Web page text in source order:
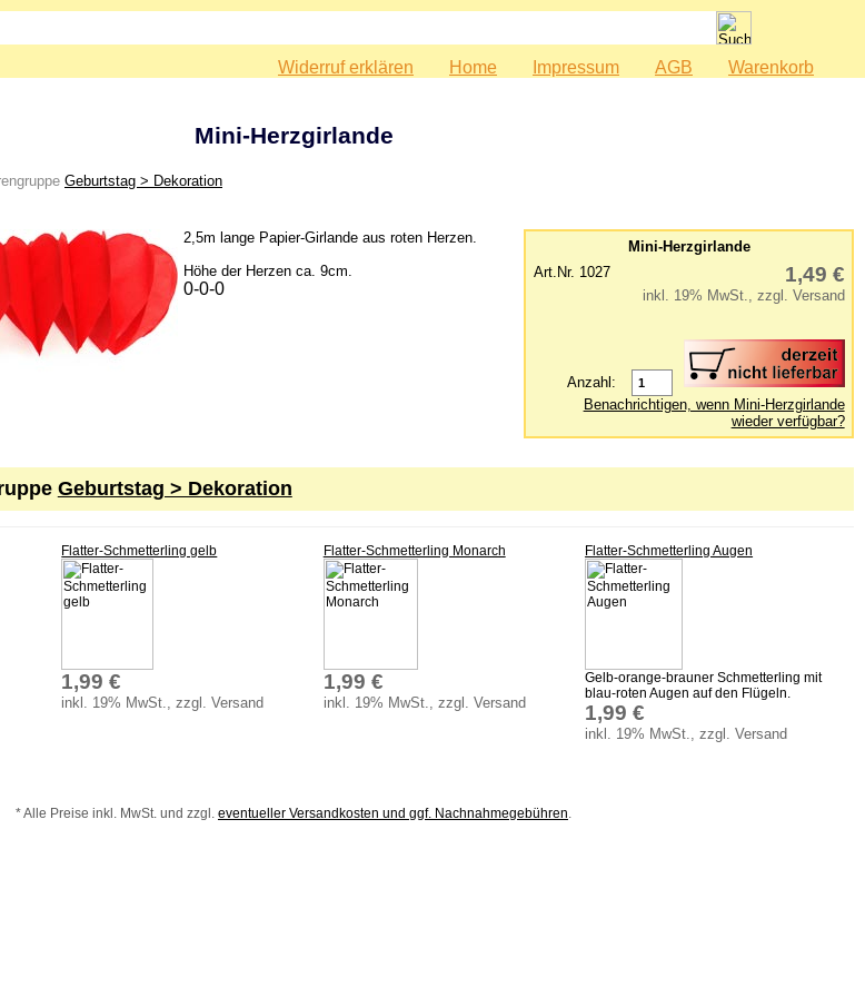
Widerruf erklären Home Impressum AGB Warenkorb
Mini-Herzgirlande
Geburtstag > Dekoration
Mini-Herzgirlande
Art.Nr. 1027
1,49 €
inkl. 19% MwSt., zzgl. Versand
Anzahl:
Benachrichtigen, wenn Mini-Herzgirlande
wieder verfügbar?
2,5m lange Papier-Girlande aus roten Herzen.
Höhe der Herzen ca. 9cm.
0-0-0
Geburtstag > Dekoration
Flatter-Schmetterling gelb
1,99 €
inkl. 19% MwSt., zzgl. Versand
Flatter-Schmetterling Monarch
1,99 €
inkl. 19% MwSt., zzgl. Versand
Flatter-Schmetterling Augen
Gelb-orange-brauner Schmetterling mit
blau-roten Augen auf den Flügeln.
1,99 €
inkl. 19% MwSt., zzgl. Versand
* Alle Preise inkl. MwSt. und zzgl. eventueller Versandkosten und ggf. Nachnahmegebühren